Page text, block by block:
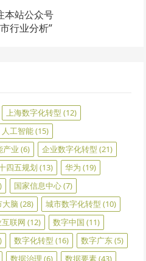
本站公众号
行业分析”
上海数字化转型 (12)
人工智能(15)
产业 (6) 企业数字化转型 (21)
四五规划 (13) 华为 (19)
国家信息中心(7)
大脑 (28) 城市数字化转型 (10)
联网 (12) 数字中国 (11)
数字化转型 (16) 数字广东(5)
数据治理 (6) 数据要素(43)